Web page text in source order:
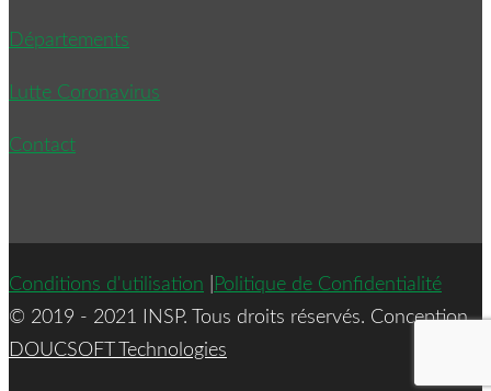
Départements
Lutte Coronavirus
Contact
Conditions d'utilisation
Politique de Confidentialité
© 2019 - 2021 INSP. Tous droits réservés. Conception
DOUCSOFT Technologies